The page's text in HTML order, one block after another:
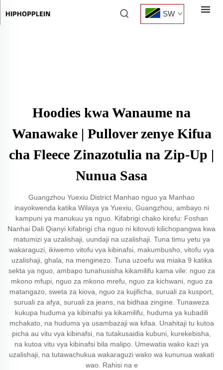
SW
Hoodies kwa Wanaume na
Wanawake | Pullover zenye Kifua
cha Fleece Zinazotulia na Zip-Up |
Nunua Sasa
Guangzhou Yuexiu District Manhao nguo ya Manhao
inayokwenda katika Wilaya ya Yuexiu, Guangzhou, ambayo ni
kampuni ya manukuu ya nguo. Kifabrigi chako kirefu: Foshan
Nanhai Dali Qianyi kifabrigi cha nguo ni kitovuti kilichopangwa kwa
matumizi ya uzalishaji, uundaji na uzalishaji. Tuna timu yetu ya
wakaraguzi, ikiwemo vitofu vya kibinafsi, makumbusho, vitofu vya
uzalishaji, ghala, na menginezo. Tuna uzoefu wa miaka 9 katika
sekta ya nguo, ambapo tunahusisha kikamilifu kama vile: nguo za
mkono mfupi, nguo za mkono mrefu, nguo za kichwani, nguo za
matangazo, sweta za kiova, nguo za kujificha, suruali za kusport,
suruali za afya, suruali za jeans, na bidhaa zingine. Tunaweza
kukupa huduma ya kibinafsi ya kikamilifu, huduma ya kubadili
mchakato, na huduma ya usambazaji wa kifaa. Unahitaji tu kutoa
picha au vitu vya kibinafsi, na tutakusaidia kubuni, kurekebisha,
na kutoa vitu vya kibinafsi bila malipo. Umewatia wako kazi ya
uzalishaji, na tutawachukua wakaraguzi wako wa kununua wakati
wao. Rahisi na e